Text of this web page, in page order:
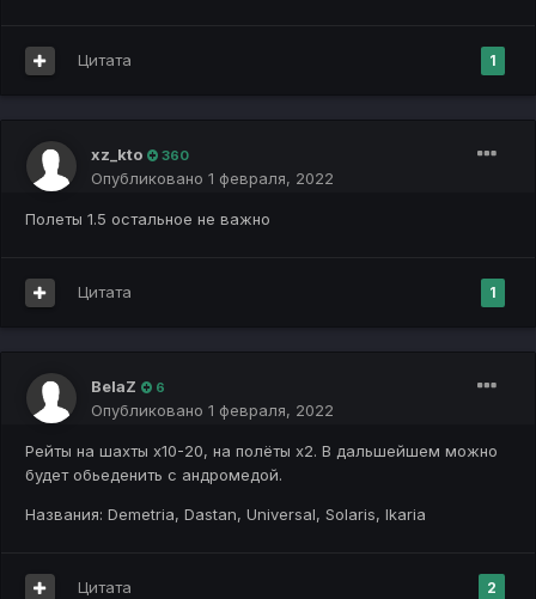
1
Цитата
xz_kto 360
Опубликовано 1 февраля, 2022
Полеты 1.5 остальное не важно
1
Цитата
BelaZ 6
Опубликовано 1 февраля, 2022
Рейты на шахты х10-20, на полёты х2. В дальшейшем можно
будет обьеденить с андромедой.
Названия: Demetria, Dastan, Universal, Solaris, Ikaria
2
Цитата